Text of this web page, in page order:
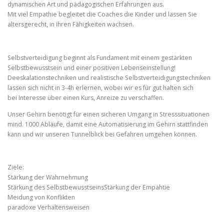
dynamischen Art und pädagogischen Erfahrungen aus.
Mit viel Empathie begleitet die Coaches die Kinder und lassen Sie
altersgerecht, in ihren Fähigkeiten wachsen.
Selbstverteidigung beginnt als Fundament mit einem gestärkten
Selbstbewusstsein und einer positiven Lebenseinstellung!
Deeskalationstechniken und realistische Selbstverteidigungstechniken
lassen sich nicht in 3-4h erlernen, wobei wir es für gut halten sich
bei Interesse über einen Kurs, Anreize zu verschaffen.
Unser Gehirn benötigt für einen sicheren Umgang in Stresssituationen
mind. 1000 Abläufe, damit eine Automatisierung im Gehirn stattfinden
kann und wir unseren Tunnelblick bei Gefahren umgehen können.
Ziele:
Stärkung der Wahrnehmung
Stärkung des SelbstbewusstseinsStärkung der Empahtie
Meidung von Konflikten
paradoxe Verhaltensweisen